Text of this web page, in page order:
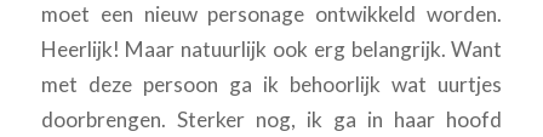
moet een nieuw personage ontwikkeld worden.
Heerlijk! Maar natuurlijk ook erg belangrijk. Want
met deze persoon ga ik behoorlijk wat uurtjes
doorbrengen. Sterker nog, ik ga in haar hoofd